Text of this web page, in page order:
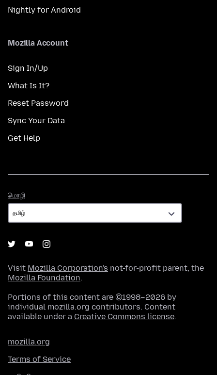
Nightly for Android
Mozilla Account
Sign In/Up
What Is It?
Reset Password
Sync Your Data
Get Help
மொழி
Visit Mozilla Corporation's not-for-profit parent, the
Mozilla Foundation.
Portions of this content are ©1998–2026 by
individual mozilla.org contributors. Content
available under a Creative Commons license.
mozilla.org
Terms of Service